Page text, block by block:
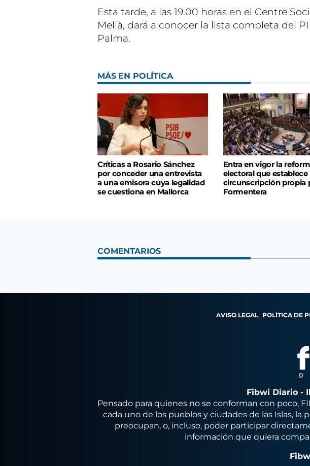
Esta tarde, a las 19.00 horas en el Centre
Melià, dará a conocer la lista completa del
Palma.
MÁS EN POLÍTICA
Críticas a Rosario Sánchez
por conceder una entrevista
a una emisora cuya legalidad
se cuestiona en Mallorca
Entra en vigor la
electoral que establece
circunscripción propia
Formentera
COMENTARIOS
AVISO LEGAL POLÍTICA DE
Fibwi Diario -
Pensado para quienes no se conforman con poco,
cada uno de los pueblos y ciudades de las Islas,
preocupan, o, incluso, poder participar
información que quiera